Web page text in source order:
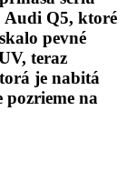
Audi Q5, ktoré
pevné
teraz
je nabitá
na